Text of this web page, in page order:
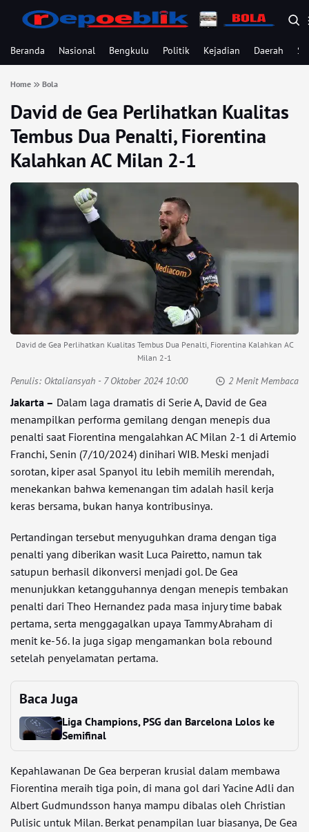
Beranda Nasional Bengkulu Politik Kejadian Daerah
Home Bola
David de Gea Perlihatkan Kualitas
Tembus Dua Penalti, Fiorentina
Kalahkan AC Milan 2-1
David de Gea Perlihatkan Kualitas Tembus Dua Penalti, Fiorentina Kalahkan AC
Milan 2-1
Penulis: Oktaliansyah - 7 Oktober 2024 10:00 2 Menit Membaca
Jakarta – Dalam laga dramatis di Serie A, David de Gea
menampilkan performa gemilang dengan menepis dua
penalti saat Fiorentina mengalahkan AC Milan 2-1 di Artemio
Franchi, Senin (7/10/2024) dinihari WIB. Meski menjadi
sorotan, kiper asal Spanyol itu lebih memilih merendah,
menekankan bahwa kemenangan tim adalah hasil kerja
keras bersama, bukan hanya kontribusinya.
Pertandingan tersebut menyuguhkan drama dengan tiga
penalti yang diberikan wasit Luca Pairetto, namun tak
satupun berhasil dikonversi menjadi gol. De Gea
menunjukkan ketangguhannya dengan menepis tembakan
penalti dari Theo Hernandez pada masa injury time babak
pertama, serta menggagalkan upaya Tammy Abraham di
menit ke-56. Ia juga sigap mengamankan bola rebound
setelah penyelamatan pertama.
Baca Juga
Liga Champions, PSG dan Barcelona Lolos ke
Semifinal
Kepahlawanan De Gea berperan krusial dalam membawa
Fiorentina meraih tiga poin, di mana gol dari Yacine Adli dan
Albert Gudmundsson hanya mampu dibalas oleh Christian
Pulisic untuk Milan. Berkat penampilan luar biasanya, De Gea